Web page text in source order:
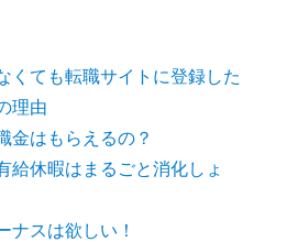
くても転職サイトに登録した
理由
金はもらえるの？
給休暇はまるごと消化しょ
ナスは欲しい！